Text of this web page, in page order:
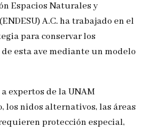
Espacios Naturales y
A.C. ha trabajado en el
para conservar los
esta ave mediante un modelo
expertos de la UNAM
los nidos alternativos, las áreas
protección especial,